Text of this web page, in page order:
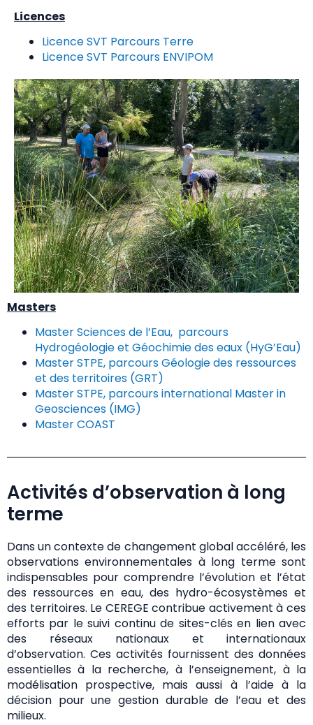
Licences
Licence SVT Parcours Terre
Licence SVT Parcours ENVIPOM
Masters
Master Sciences de l’Eau, parcours
Hydrogéologie et Géochimie des eaux (HyG’Eau)
Master STPE, parcours Géologie des ressources
et des territoires (GRT)
Master STPE, parcours international Master in
Geosciences (IMG)
Master COAST
Activités d’observation à long
terme
Dans un contexte de changement global accéléré, les
observations environnementales à long terme sont
indispensables pour comprendre l’évolution et l’état
des ressources en eau, des hydro-écosystèmes et
des territoires. Le CEREGE contribue activement à ces
efforts par le suivi continu de sites-clés en lien avec
des réseaux nationaux et internationaux
d’observation. Ces activités fournissent des données
essentielles à la recherche, à l’enseignement, à la
modélisation prospective, mais aussi à l’aide à la
décision pour une gestion durable de l’eau et des
milieux.